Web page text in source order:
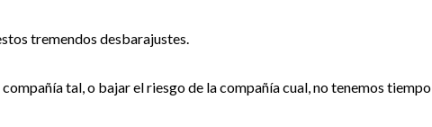
tremendos desbarajustes.
tal, o bajar el riesgo de la compañía cual, no tenemos tiempo